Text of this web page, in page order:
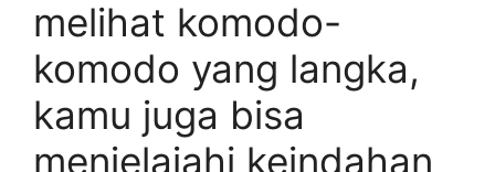
melihat komodo-
komodo yang langka,
kamu juga bisa
menjelajahi keindahan